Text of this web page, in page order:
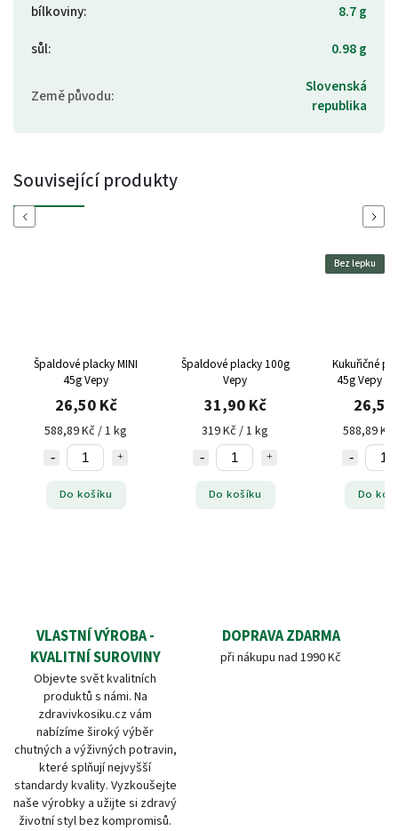
bílkoviny:
8.7 g
sůl: 0.98 g
Země původu:
Slovenská
republika
Související produkty
Previous
Špaldové placky MINI
45g Vepy
26,50 Kč
588,89 Kč / 1 kg
Do košíku
Špaldové placky 100g
Vepy
31,90 Kč
319 Kč / 1 kg
Do košíku
Bez lepku
Kukuřičné
45g Vepy
26,50
588,89 Kč
Do
Next
VLASTNÍ VÝROBA -
KVALITNÍ SUROVINY
Objevte svět kvalitních
produktů s námi. Na
zdravivkosiku.cz vám
nabízíme široký výběr
chutných a výživných potravin,
které splňují nejvyšší
standardy kvality. Vyzkoušejte
naše výrobky a užijte si zdravý
životní styl bez kompromisů.
DOPRAVA ZDARMA
při nákupu nad 1990 Kč